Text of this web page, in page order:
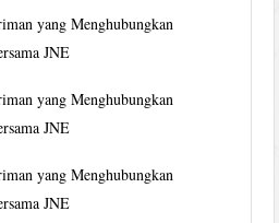
yang Menghubungkan
JNE
yang Menghubungkan
JNE
yang Menghubungkan
JNE